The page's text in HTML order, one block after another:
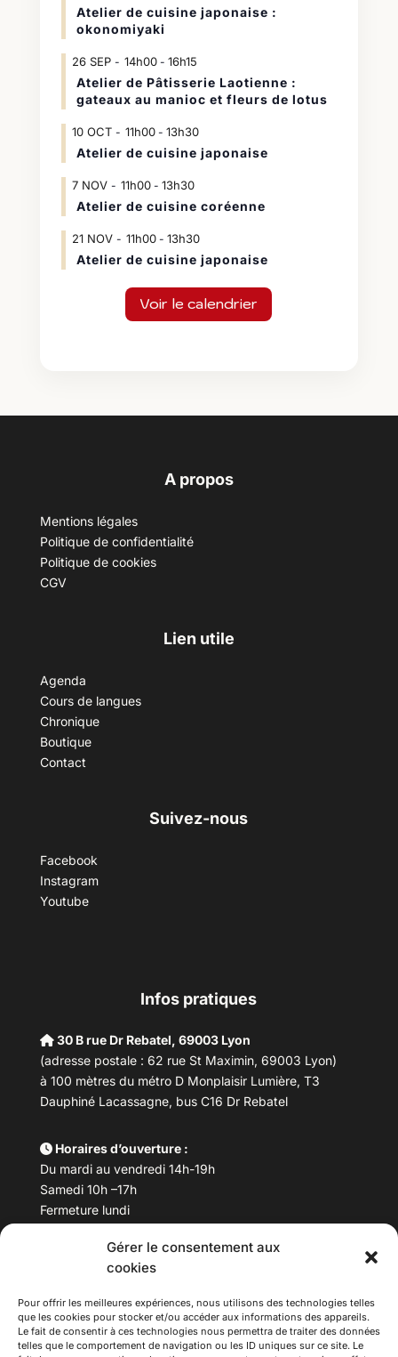
Gérer le consentement aux
cookies
Pour offrir les meilleures expériences, nous utilisons des technologies telles
que les cookies pour stocker et/ou accéder aux informations des appareils.
Le fait de consentir à ces technologies nous permettra de traiter des données
telles que le comportement de navigation ou les ID uniques sur ce site. Le
Atelier de cuisine japonaise :
okonomiyaki
26 SEP 14h00- 16h15
Atelier de Pâtisserie Laotienne :
gateaux au manioc et fleurs de lotus
10 OCT 11h00- 13h30
Atelier de cuisine japonaise
7 NOV 11h00- 13h30
Atelier de cuisine coréenne
21 NOV 11h00- 13h30
Atelier de cuisine japonaise
Voir le calendrier
A propos
Mentions légales
Politique de confidentialité
Politique de cookies
CGV
Lien utile
Agenda
Cours de langues
Chronique
Boutique
Contact
Suivez-nous
Facebook
Instagram
Youtube
Infos pratiques
30 B rue Dr Rebatel, 69003 Lyon
(adresse postale : 62 rue St Maximin, 69003 Lyon)
à 100 mètres du métro D Monplaisir Lumière, T3
Dauphiné Lacassagne, bus C16 Dr Rebatel
Horaires d’ouverture :
Du mardi au vendredi 14h-19h
Samedi 10h –17h
Fermeture lundi
Téléphone : 04 78 53 06 40
maisondesculturesasiatiques@asiexpo.com